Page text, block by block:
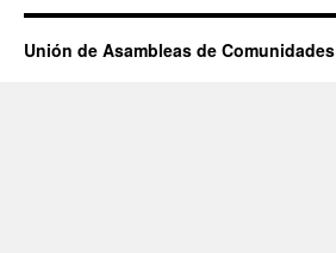
Unión de Asambleas de Comunidades